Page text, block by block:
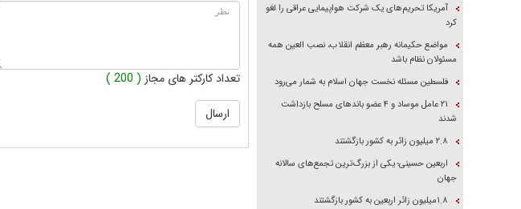
تعداد کارکتر های مجاز ( 200 )
آمریکا تحریم‌های یک شرکت هواپیمایی عراقی را لغو
کرد
مواضع حکیمانه رهبر معظم انقلاب، نصب العین همه
مسئولان نظام باشد
فلسطین مسئله نخست جهان اسلام به شمار می‌رود
۲۱ عامل موساد و ۴ عضو باند‌های مسلح بازداشت
شدند
۲.۸ میلیون زائر به کشور بازگشتند
اربعین حسینی؛ یکی از بزرگ‌ترین تجمع‌های سالانه
جهان
۱.۸میلیون زائر اربعین به کشور بازگشتند